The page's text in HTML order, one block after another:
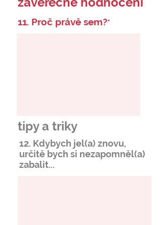
11. Proč právě sem?*
tipy a triky
12. Kdybych jel(a) znovu,
určitě bych si nezapomněl(a)
zabalit...